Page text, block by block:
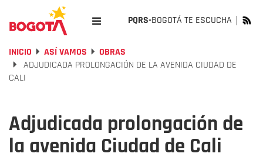
PQRS-BOGOTÁ TE ESCUCHA
INICIO ASÍ VAMOS
OBRAS
ADJUDICADA PROLONGACIÓN DE LA AVENIDA CIUDAD DE
CALI
Adjudicada prolongación de
la avenida Ciudad de Cali